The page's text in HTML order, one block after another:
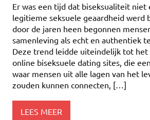
Er was een tijd dat biseksualiteit niet
legitieme seksuele geaardheid werd
door de jaren heen begonnen
samenleving als echt en authentiek
Deze trend leidde uiteindelijk tot het
online biseksuele dating sites, die
waar mensen uit alle lagen van het
zouden kunnen connecten, […]
LEES MEER